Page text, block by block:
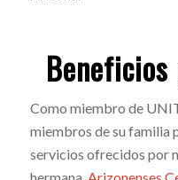
Como miembro de
miembros de su familia
servicios ofrecidos por